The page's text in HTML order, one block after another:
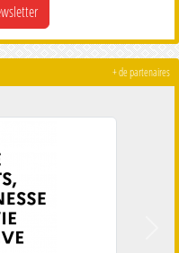
+ de partenaires